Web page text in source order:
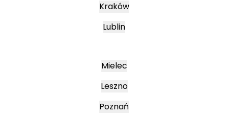
Kraków
Lublin
Mielec
Leszno
Poznań